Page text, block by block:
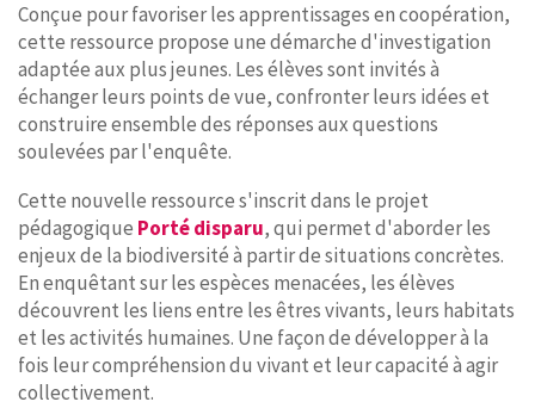
Conçue pour favoriser les apprentissages en coopération,
cette ressource propose une démarche d'investigation
adaptée aux plus jeunes. Les élèves sont invités à
échanger leurs points de vue, confronter leurs idées et
construire ensemble des réponses aux questions
soulevées par l'enquête.
Cette nouvelle ressource s'inscrit dans le projet
pédagogique Porté disparu, qui permet d'aborder les
enjeux de la biodiversité à partir de situations concrètes.
En enquêtant sur les espèces menacées, les élèves
découvrent les liens entre les êtres vivants, leurs habitats
et les activités humaines. Une façon de développer à la
fois leur compréhension du vivant et leur capacité à agir
collectivement.